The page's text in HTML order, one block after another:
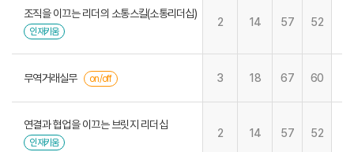
조직을 이끄는 리더의 소통스킬(소통리더십)
인재키움
2 14 57 52
무역거래실무 on/off 3 18 67 60
연결과 협업을 이끄는 브릿지 리더십
인재키움
2 14 57 52